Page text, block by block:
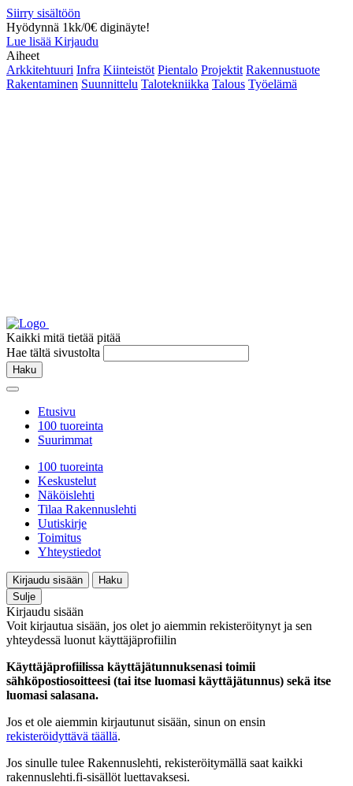
Siirry sisältöön
Hyödynnä 1kk/0€ diginäyte!
Lue lisää Kirjaudu
Aiheet
Arkkitehtuuri Infra Kiinteistöt Pientalo Projektit Rakennustuote
Rakentaminen Suunnittelu Talotekniikka Talous Työelämä
Kaikki mitä tietää pitää
Hae tältä sivustolta
Haku
Etusivu
100 tuoreinta
Suurimmat
100 tuoreinta
Keskustelut
Näköislehti
Tilaa Rakennuslehti
Uutiskirje
Toimitus
Yhteystiedot
Kirjaudu sisään
Haku
Sulje
Kirjaudu sisään
Voit kirjautua sisään, jos olet jo aiemmin rekisteröitynyt ja sen
yhteydessä luonut käyttäjäprofiilin
Käyttäjäprofiilissa käyttäjätunnuksenasi toimii
sähköpostiosoitteesi (tai itse luomasi käyttäjätunnus) sekä itse
luomasi salasana.
Jos et ole aiemmin kirjautunut sisään, sinun on ensin
rekisteröidyttävä täällä.
Jos sinulle tulee Rakennuslehti, rekisteröitymällä saat kaikki
rakennuslehti.fi-sisällöt luettavaksesi.